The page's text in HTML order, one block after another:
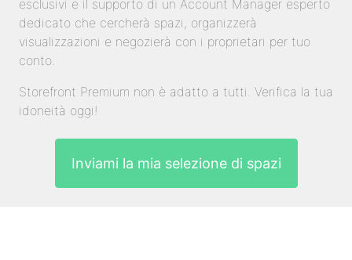
esclusivi e il supporto di un Account Manager esperto
dedicato che cercherà spazi, organizzerà
visualizzazioni e negozierà con i proprietari per tuo
conto.
Storefront Premium non è adatto a tutti. Verifica la tua
idoneità oggi!
Inviami la mia selezione di spazi